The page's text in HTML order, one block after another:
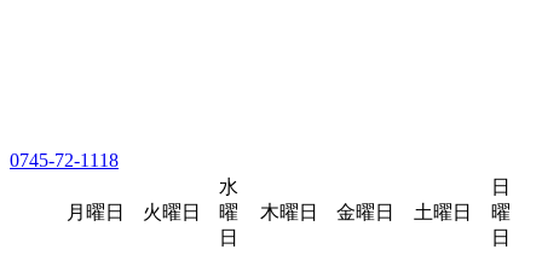
0745-72-1118
月曜日 火曜日
水
曜
日
木曜日 金曜日 土曜日
日
曜
日